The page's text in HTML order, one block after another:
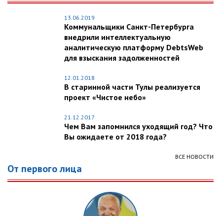
13.06.2019
Коммунальщики Санкт-Петербурга
внедрили интеллектуальную
аналитическую платформу DebtsWeb
для взыскания задолженностей
12.01.2018
В старинной части Тулы реализуется
проект «Чистое небо»
21.12.2017
Чем Вам запомнился уходящий год? Что
Вы ожидаете от 2018 года?
ВСЕ НОВОСТИ
От первого лица